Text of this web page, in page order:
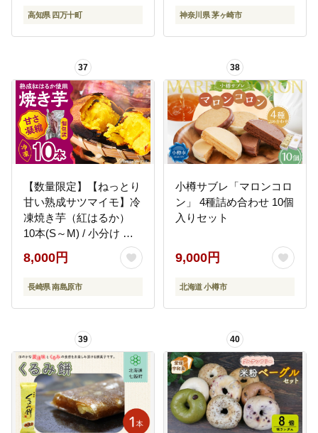
高知県 四万十町
ヶ崎市
神奈川県 茅ヶ崎市
37
【数量限定】【ねっとり
甘い熟成サツマイモ】冷
凍焼き芋（紅はるか）
10本(S～M) / 小分け 個
包装 / 南島原市 / 池田海
陸物産 [SEW002]
8,000円
長崎県 南島原市
38
小樽サブレ「マロンコロ
ン」 4種詰め合わせ 10個
入りセット
9,000円
北海道 小樽市
39 40